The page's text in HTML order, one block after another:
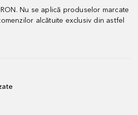
Nu se aplică produselor marcate
alcătuite exclusiv din astfel